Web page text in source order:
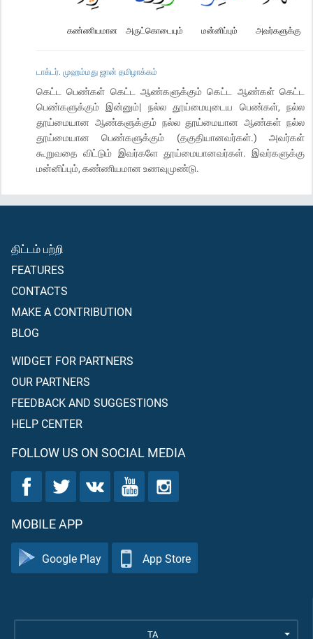
அவர்களுக்கு
மன்னிப்பும்
அருட்கொடையும்
கண்ணியமான
டாக்டர். முஹம்மது ஜான் தமிழாக்கம்
கெட்ட பெண்கள் கெட்ட ஆண்களுக்கும் கெட்ட ஆண்கள் கெட்ட
பெண்களுக்கும் இன்னும்| நல்ல தூய்மையுடைய பெண்கள், நல்ல
தூய்மையான ஆண்களுக்கும் நல்ல தூய்மையான ஆண்கள் நல்ல
தூய்மையான பெண்களுக்கும் (தகுதியானவர்கள்.) அவர்கள்
கூறுவதை விட்டும் இவர்களே தூய்மையானவர்கள். இவர்களுக்கு
மன்னிப்பும், கண்ணியமான உணவுமுண்டு.
திட்டம் பற்றி
FEATURES
CONTACTS
MAKE A CONTRIBUTION
BLOG
WIDGET FOR PARTNERS
OUR PARTNERS
FEEDBACK AND SUGGESTIONS
HELP CENTER
FOLLOW US ON SOCIAL MEDIA
MOBILE APP
Google Play App Store
TA